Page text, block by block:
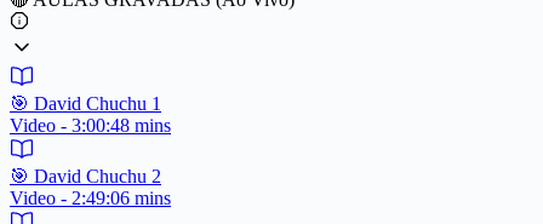
🎯 David Chuchu 1
Video - 3:00:48 mins
🎯 David Chuchu 2
Video - 2:49:06 mins